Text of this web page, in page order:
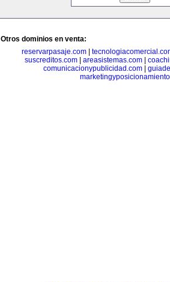
Otros dominios en venta:
reservarpasaje.com
suscreditos.com
areasistemas.com
comunicacionypublicidad.com